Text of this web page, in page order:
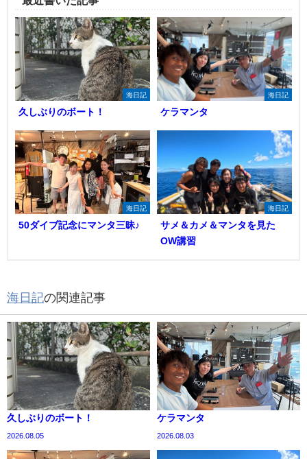
海日記
久しぶりのボート！
海日記
ケラマンタ
海日記
50ダイブ記念にマンタ三昧♪
海日記
サメ＆カメ＆マンタを見た
OW講習
海日記の関連記事
久しぶりのボート！
2026.08.05
ケラマンタ
2026.08.03